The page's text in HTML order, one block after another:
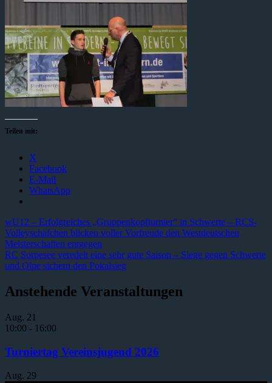
Teilen mit:
X
Facebook
E-Mail
WhatsApp
Beitragsnavigation
Vorheriger
Beitrag:
wU12 – Erfolgreiches „Gruppenkopfturnier“ in Schwerte – RCS-
Volleyschäfchen blicken voller Vorfreude den Westdeutschen
Meisterschaften entgegen
Nächster
Beitrag:
RC Sorpesee veredelt eine sehr gute Saison – Siege gegen Schwerte
und Olpe sichern den Pokalsieg
Anstehende Veranstaltungen
Aug. 21
10:00 - 16:00
Turniertag Vereinsjugend 2026
Aug. 29